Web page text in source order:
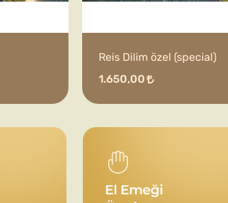
Reis Dilim özel (special)
1.650,00